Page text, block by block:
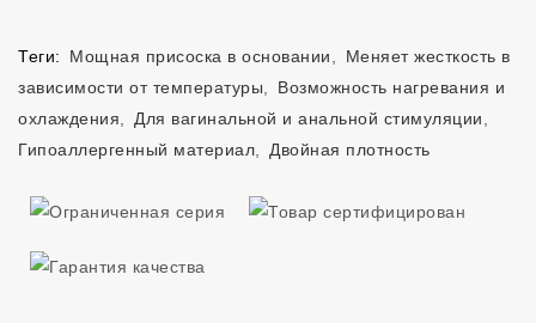
Теги: Мощная присоска в основании
Меняет жесткость в
зависимости от температуры
Возможность нагревания и
охлаждения
Для вагинальной и анальной стимуляции
Гипоаллергенный материал
Двойная плотность